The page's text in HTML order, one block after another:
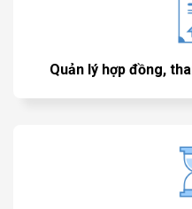
Quản lý hợp đồng,